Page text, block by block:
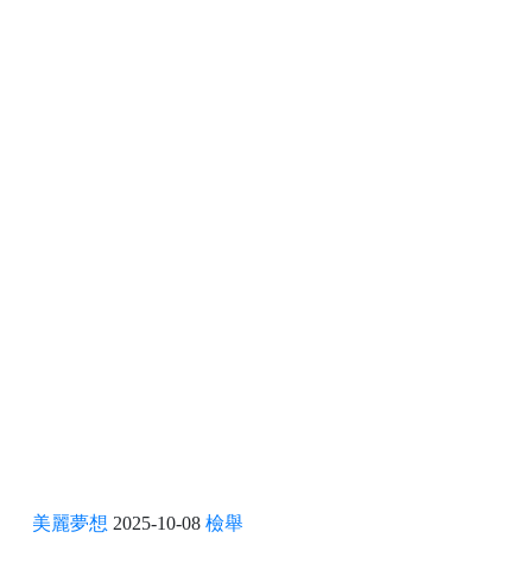
美麗夢想 2025-10-08 檢舉